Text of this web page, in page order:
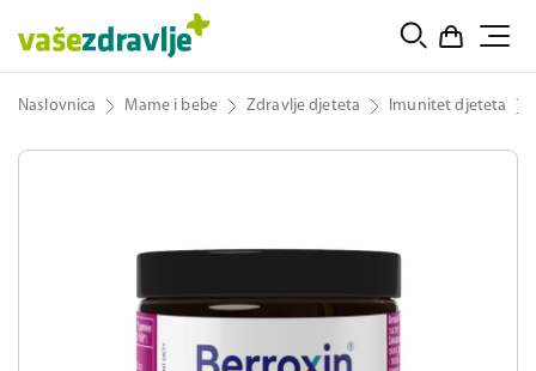
Naslovnica Mame i bebe Zdravlje djeteta Imunitet djeteta